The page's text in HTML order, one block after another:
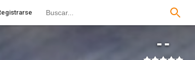
--